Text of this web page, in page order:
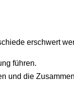
erschwert
führen.
und die